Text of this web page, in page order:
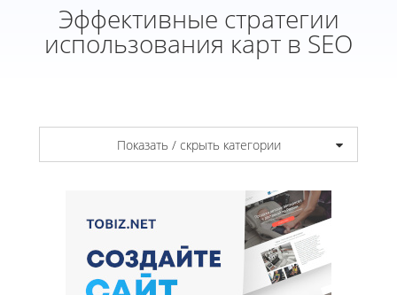
Эффективные стратегии
использования карт в SEO
Показать / скрыть категории